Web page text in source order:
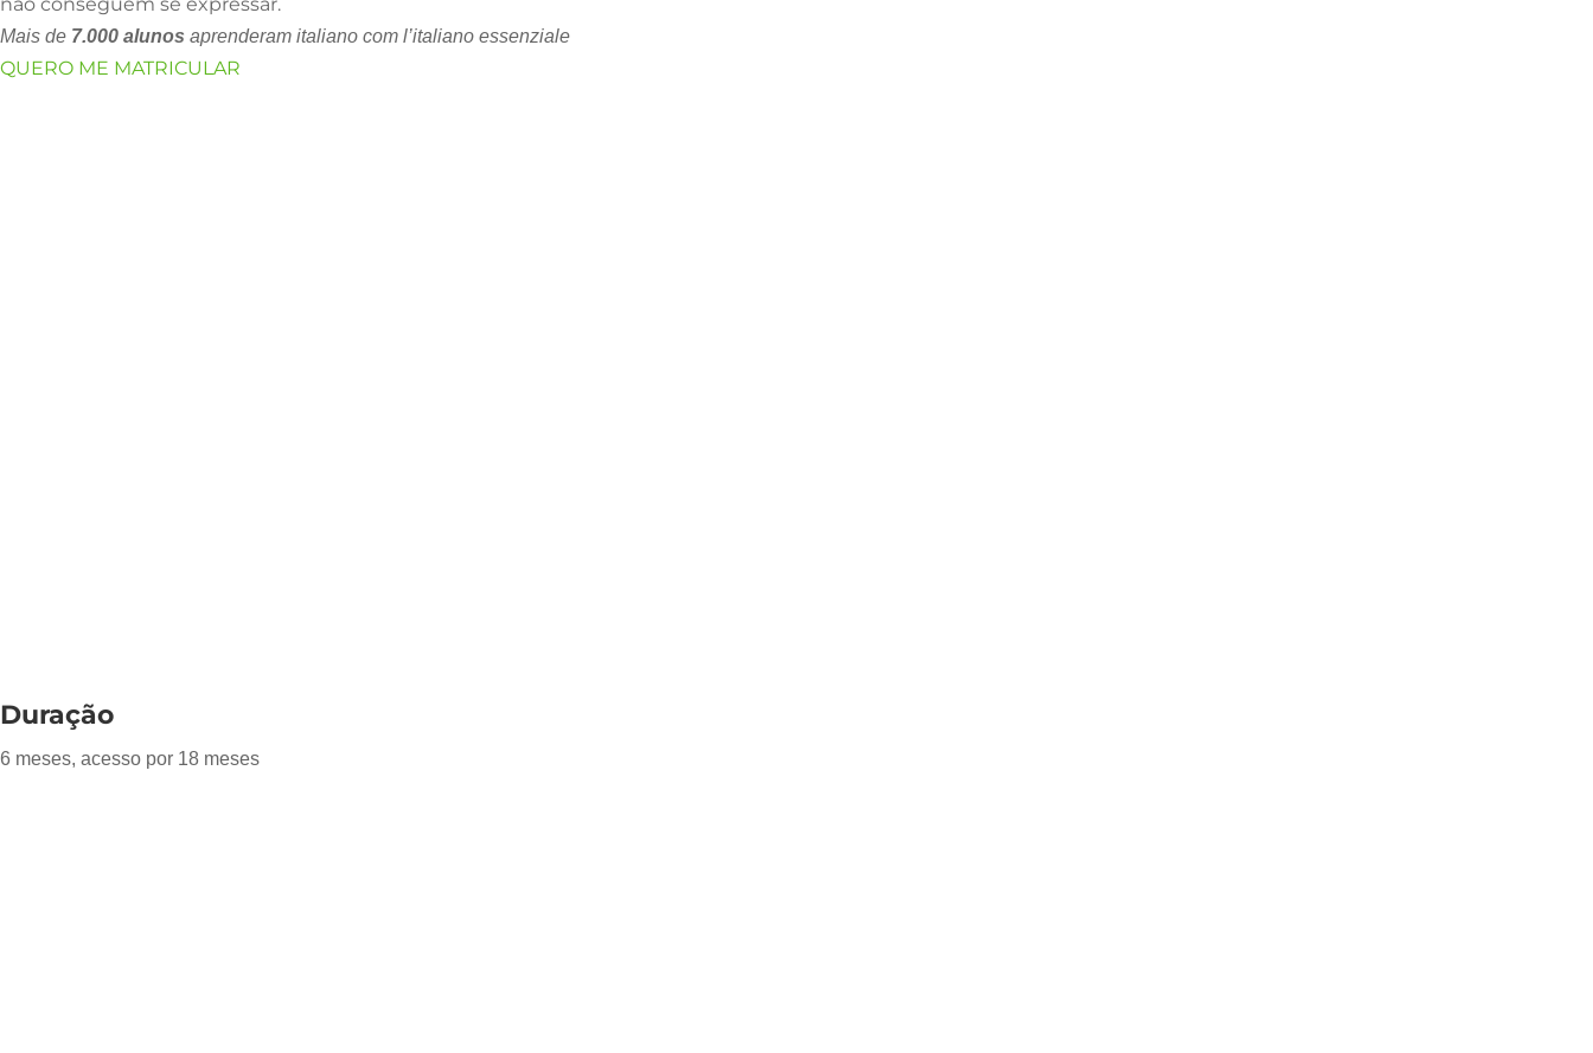
Mais de 7.000 alunos aprenderam italiano com l’italiano essenziale
QUERO ME MATRICULAR
Duração
6 meses, acesso por 18 meses